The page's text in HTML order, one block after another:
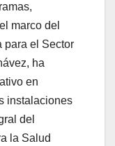
marco del
para el Sector
ha
en
instalaciones
del
la Salud